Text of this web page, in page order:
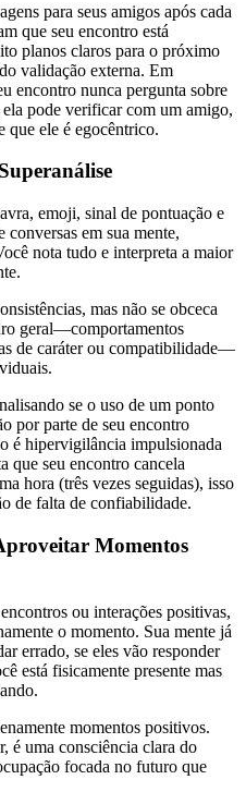
para seus amigos após cada
que seu encontro está
planos claros para o próximo
validação externa. Em
encontro nunca pergunta sobre
pode verificar com um amigo,
que ele é egocêntrico.
emoji, sinal de pontuação e
conversas em sua mente,
nota tudo e interpreta a maior
mas não se obceca
geral—comportamentos
de caráter ou compatibilidade—
se o uso de um ponto
por parte de seu encontro
é hipervigilância impulsionada
que seu encontro cancela
hora (três vezes seguidas), isso
de falta de confiabilidade.
Momentos
ou interações positivas,
o momento. Sua mente já
errado, se eles vão responder
está fisicamente presente mas
momentos positivos.
é uma consciência clara do
focada no futuro que